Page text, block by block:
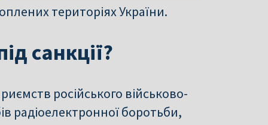
територіях України.
санкції?
російського військово-
радіоелектронної боротьби,